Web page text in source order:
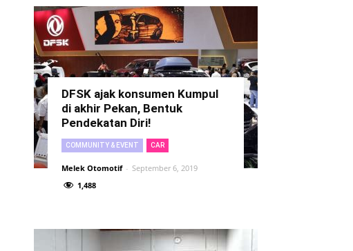
DFSK ajak konsumen Kumpul
di akhir Pekan, Bentuk
Pendekatan Diri!
COMMUNITY & EVENT CAR
Melek Otomotif - September 6, 2019
1,488